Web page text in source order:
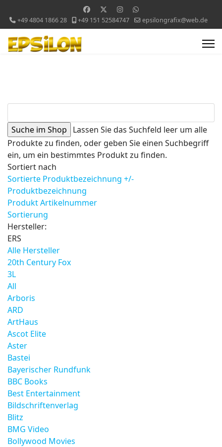
+49 4804 1866 28 +49 151 52584747 epsilongrafix@web.de
Lassen Sie das Suchfeld leer um alle
Produkte zu finden, oder geben Sie einen Suchbegriff
ein, um ein bestimmtes Produkt zu finden.
Sortiert nach
Sortierte Produktbezeichnung +/-
Produktbezeichnung
Produkt Artikelnummer
Sortierung
Hersteller:
ERS
Alle Hersteller
20th Century Fox
3L
All
Arboris
ARD
ArtHaus
Ascot Elite
Aster
Bastei
Bayerischer Rundfunk
BBC Books
Best Entertainment
Bildschriftenverlag
Blitz
BMG Video
Bollywood Movies